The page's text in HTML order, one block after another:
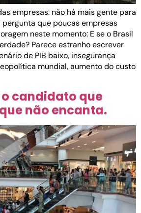
empresas: não há mais gente para
que poucas empresas
neste momento: E se o Brasil
Parece estranho escrever
de PIB baixo, insegurança
mundial, aumento do custo
o candidato que
que não encanta.